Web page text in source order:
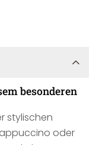
besonderen
stylischen
oder